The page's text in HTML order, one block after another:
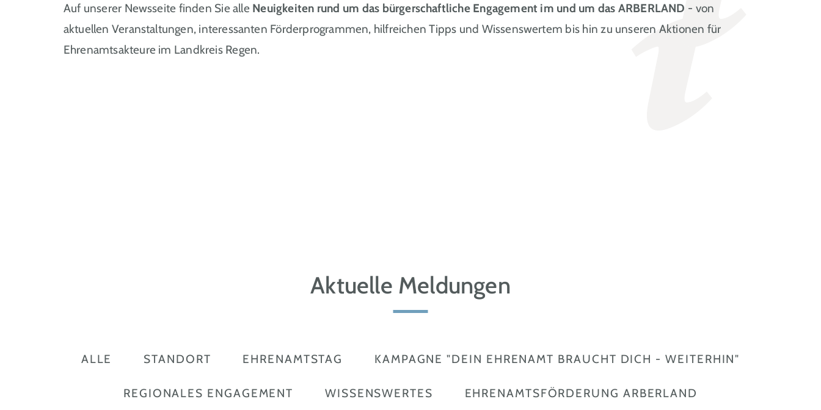
Auf unserer Newsseite finden Sie alle Neuigkeiten rund um das bürgerschaftliche Engagement im und um das ARBERLAND - von
aktuellen Veranstaltungen, interessanten Förderprogrammen, hilfreichen Tipps und Wissenswertem bis hin zu unseren Aktionen für
Ehrenamtsakteure im Landkreis Regen.
Aktuelle Meldungen
ALLE STANDORT EHRENAMTSTAG KAMPAGNE "DEIN EHRENAMT BRAUCHT DICH - WEITERHIN"
REGIONALES ENGAGEMENT WISSENSWERTES EHRENAMTSFÖRDERUNG ARBERLAND